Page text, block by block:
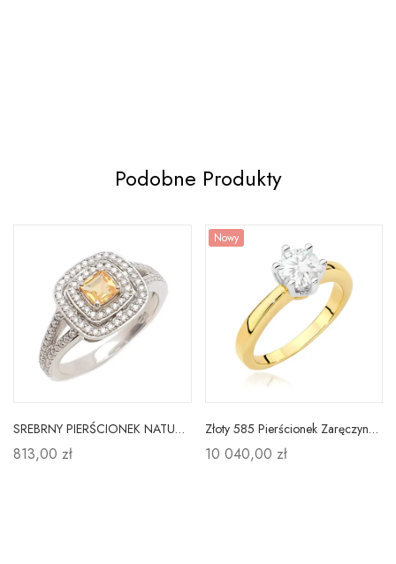
Podobne Produkty
SREBRNY PIERŚCIONEK NATURALNY CYTRYN
813,00 zł
Nowy
Złoty 585 Pierścionek Zaręczynowy Brylant 0,70ct
10 040,00 zł